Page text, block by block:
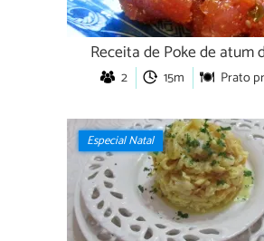
Receita de Poke de atum
2 15m Prato
Especial Natal